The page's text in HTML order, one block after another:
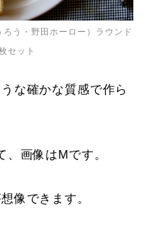
ろう・野田ホーロー）ラウンド
セット
な確かな質感で作ら
画像はMです。
像できます。